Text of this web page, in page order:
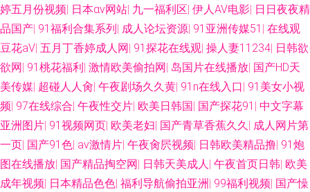
婷五月份视频| 日本αv网站| 九一福利区| 伊人AV电影| 日日夜夜精
品国产| 91福利合集系列| 成人论坛资源| 91亚洲传媒51 | 在线观
豆花aV| 五月丁香婷成人网| 91探花在线观| 操人妻11234| 日韩欲
欲网| 91桃花福利| 激情欧美偷拍网| 岛国片在线播放| 国产HD天
美传媒| 超碰人人肏| 午夜剧场久久黄| 91n在线入口| 91美女小视
频| 97在线综合| 午夜性交片| 欧美日韩国| 国产探花91 | 中文字幕
亚洲图片| 91视频网页| 欧美老妇| 国产青草香蕉久久| 成人网片第
一页| 国产91色| av激情片| 午夜肏屄视频| 日韩欧美精品撸| 91炮
图在线播放| 国产精品掏空网| 日韩天美成人| 午夜首页日韩| 欧美
成年视频| 日本精品色色| 福利导航偷拍亚洲 | 99福利视频| 国产懆